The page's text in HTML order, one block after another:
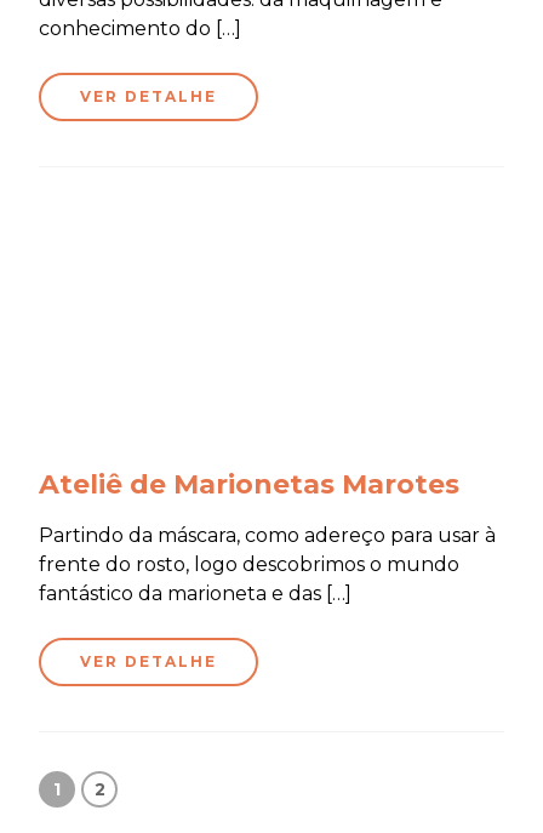
conhecimento do […]
VER DETALHE
Ateliê de Marionetas Marotes
Partindo da máscara, como adereço para usar à
frente do rosto, logo descobrimos o mundo
fantástico da marioneta e das […]
VER DETALHE
1 2